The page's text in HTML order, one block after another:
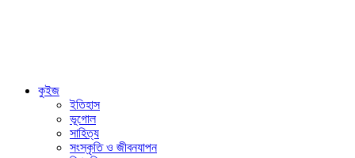
কুইজ
ইতিহাস
ভূগোল
সাহিত্য
সংস্কৃতি ও জীবনযাপন